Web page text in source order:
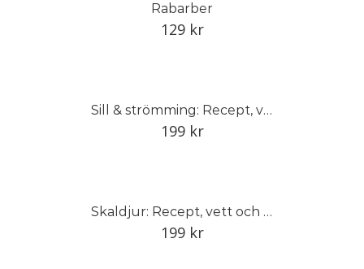
Rabarber
129 kr
Sill & strömming: Recept, vett och värt att veta
199 kr
Skaldjur: Recept, vett och värt att veta
199 kr